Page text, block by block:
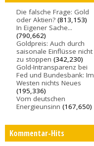
Die falsche Frage: Gold
oder Aktien? (813,153)
In Eigener Sache...
(790,662)
Goldpreis: Auch durch
saisonale Einflüsse nicht
zu stoppen (342,230)
Gold-Intransparenz bei
Fed und Bundesbank: Im
Westen nichts Neues
(195,336)
Vom deutschen
Energieunsinn (167,650)
Kommentar-Hits